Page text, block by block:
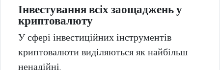
Інвестування всіх заощаджень у
криптовалюту
У сфері інвестиційних інструментів
криптовалюти виділяються як найбільш
ненадійні.